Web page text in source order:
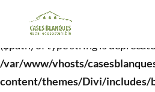
Deprecated: basename():
($path) of type string is
/var/www/vhosts/
content/themes/Divi/includes/